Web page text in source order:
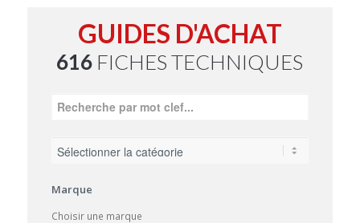
GUIDES D'ACHAT
616 FICHES TECHNIQUES
Marque
Choisir une marque